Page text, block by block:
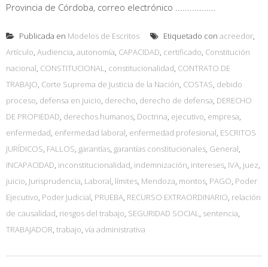
Provincia de Córdoba, correo electrónico .................
Publicada en Modelos de Escritos Etiquetado con acreedor,
Artículo, Audiencia, autonomía, CAPACIDAD, certificado, Constitución
nacional, CONSTITUCIONAL, constitucionalidad, CONTRATO DE
TRABAJO, Corte Suprema de Justicia de la Nación, COSTAS, debido
proceso, defensa en juicio, derecho, derecho de defensa, DERECHO
DE PROPIEDAD, derechos humanos, Doctrina, ejecutivo, empresa,
enfermedad, enfermedad laboral, enfermedad profesional, ESCRITOS
JURÍDICOS, FALLOS, garantías, garantías constitucionales, General,
INCAPACIDAD, inconstitucionalidad, indemnización, intereses, IVA, juez,
juicio, Jurisprudencia, Laboral, límites, Mendoza, montos, PAGO, Poder
Ejecutivo, Poder Judicial, PRUEBA, RECURSO EXTRAORDINARIO, relación
de causalidad, riesgos del trabajo, SEGURIDAD SOCIAL, sentencia,
TRABAJADOR, trabajo, vía administrativa